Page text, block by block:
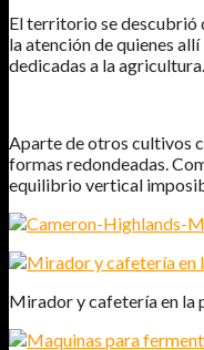
El territorio se descubrió
la atención de quienes
dedicadas a la
Aparte de otros cultivos
formas redondeadas.
equilibrio vertical
Mirador y cafetería en la